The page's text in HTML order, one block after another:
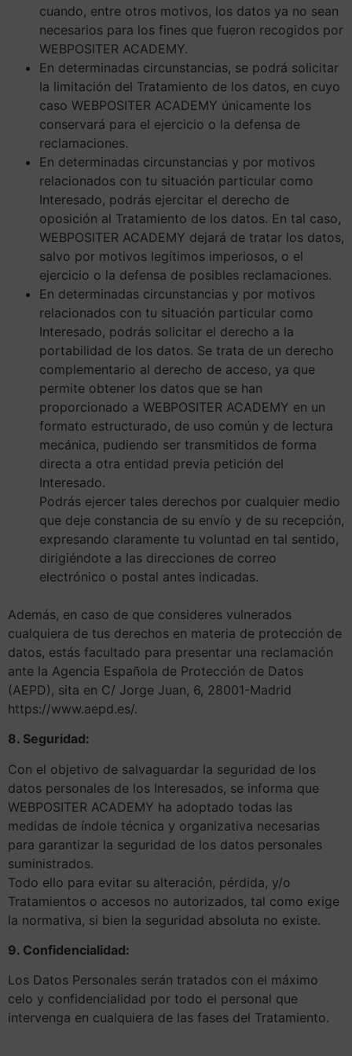
cuando, entre otros motivos, los datos ya no sean
necesarios para los fines que fueron recogidos por
WEBPOSITER ACADEMY.
En determinadas circunstancias, se podrá solicitar
la limitación del Tratamiento de los datos, en cuyo
caso WEBPOSITER ACADEMY únicamente los
conservará para el ejercicio o la defensa de
reclamaciones.
En determinadas circunstancias y por motivos
relacionados con tu situación particular como
Interesado, podrás ejercitar el derecho de
oposición al Tratamiento de los datos. En tal caso,
WEBPOSITER ACADEMY dejará de tratar los datos,
salvo por motivos legítimos imperiosos, o el
ejercicio o la defensa de posibles reclamaciones.
En determinadas circunstancias y por motivos
relacionados con tu situación particular como
Interesado, podrás solicitar el derecho a la
portabilidad de los datos. Se trata de un derecho
complementario al derecho de acceso, ya que
permite obtener los datos que se han
proporcionado a WEBPOSITER ACADEMY en un
formato estructurado, de uso común y de lectura
mecánica, pudiendo ser transmitidos de forma
directa a otra entidad previa petición del
Interesado.
Podrás ejercer tales derechos por cualquier medio
que deje constancia de su envío y de su recepción,
expresando claramente tu voluntad en tal sentido,
dirigiéndote a las direcciones de correo
electrónico o postal antes indicadas.
Además, en caso de que consideres vulnerados
cualquiera de tus derechos en materia de protección de
datos, estás facultado para presentar una reclamación
ante la Agencia Española de Protección de Datos
(AEPD), sita en C/ Jorge Juan, 6, 28001-Madrid
https://www.aepd.es/.
8. Seguridad:
Con el objetivo de salvaguardar la seguridad de los
datos personales de los Interesados, se informa que
WEBPOSITER ACADEMY ha adoptado todas las
medidas de índole técnica y organizativa necesarias
para garantizar la seguridad de los datos personales
suministrados.
Todo ello para evitar su alteración, pérdida, y/o
Tratamientos o accesos no autorizados, tal como exige
la normativa, si bien la seguridad absoluta no existe.
9. Confidencialidad:
Los Datos Personales serán tratados con el máximo
celo y confidencialidad por todo el personal que
intervenga en cualquiera de las fases del Tratamiento.